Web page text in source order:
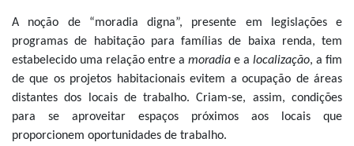
A noção de “moradia digna”, presente em legislações e
programas de habitação para famílias de baixa renda, tem
estabelecido uma relação entre a moradia e a localização, a fim
de que os projetos habitacionais evitem a ocupação de áreas
distantes dos locais de trabalho. Criam-se, assim, condições
para se aproveitar espaços próximos aos locais que
proporcionem oportunidades de trabalho.